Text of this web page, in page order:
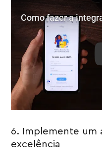
6. Implemente um
excelência